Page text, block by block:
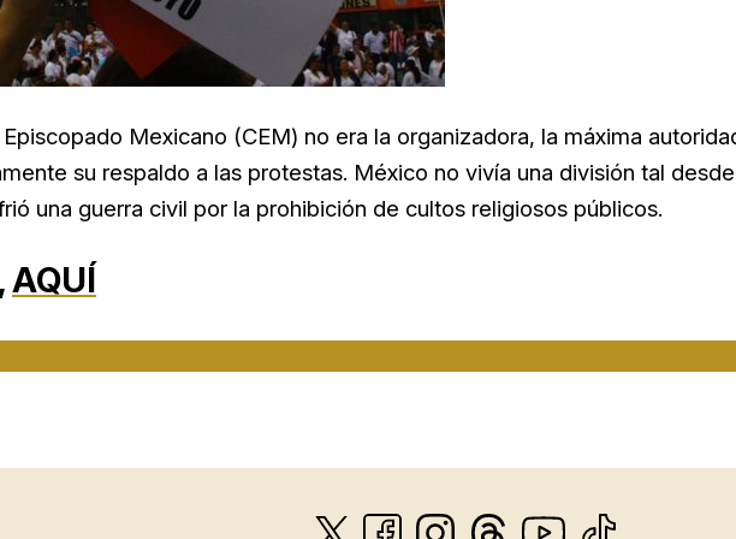
Mexicano (CEM) no era la organizadora, la máxima
su respaldo a las protestas. México no vivía una división tal desde
una guerra civil por la prohibición de cultos religiosos públicos.
AQUÍ